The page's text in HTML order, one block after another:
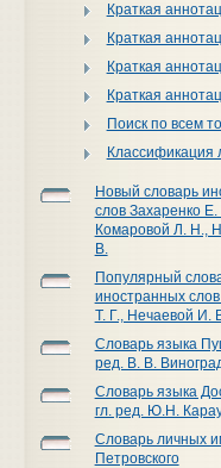
Краткая
Краткая
Краткая
Краткая
Поиск по всем
Классификация
Новый словарь
слов Захаренко
Комаровой Л. Н.,
В.
Популярный
иностранных
Т. Г., Нечаевой И.
Словарь языка
ред. В. В.
Словарь языка
гл. ред. Ю.Н.
Словарь личных
Петровского